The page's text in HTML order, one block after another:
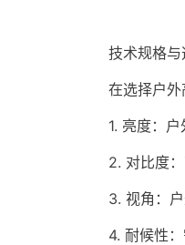
技术规格与
在选择户外高
1. 亮度：户外
2. 对比度：高
3. 视角：户外
4. 耐候性：需